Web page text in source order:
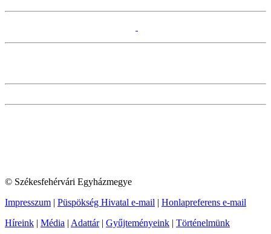
© Székesfehérvári Egyházmegye
Impresszum | Püspökség Hivatal e-mail | Honlapreferens e-mail
Híreink | Média | Adattár| Gyűjteményeink | Történelmünk